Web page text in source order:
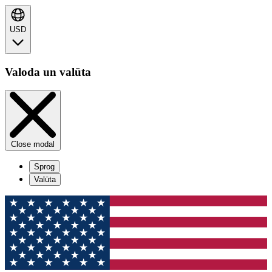
USD
Valoda un valūta
Close modal
Sprog
Valūta